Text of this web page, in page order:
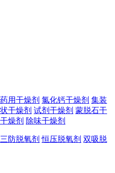
药用干燥剂 氯化钙干燥剂 集装
干燥剂 试剂干燥剂 蒙脱石干
燥剂 除味干燥剂
三防脱氧剂 恒压脱氧剂 双吸脱